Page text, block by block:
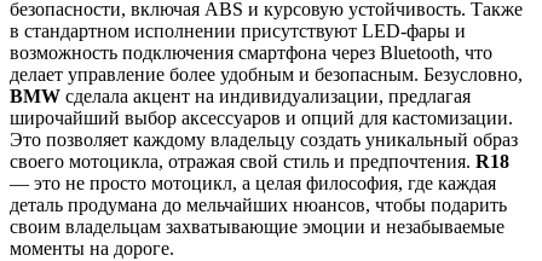
безопасности, включая ABS и курсовую устойчивость. Также
в стандартном исполнении присутствуют LED-фары и
возможность подключения смартфона через Bluetooth, что
делает управление более удобным и безопасным. Безусловно,
BMW сделала акцент на индивидуализации, предлагая
широчайший выбор аксессуаров и опций для кастомизации.
Это позволяет каждому владельцу создать уникальный образ
своего мотоцикла, отражая свой стиль и предпочтения. R18
— это не просто мотоцикл, а целая философия, где каждая
деталь продумана до мельчайших нюансов, чтобы подарить
своим владельцам захватывающие эмоции и незабываемые
моменты на дороге.